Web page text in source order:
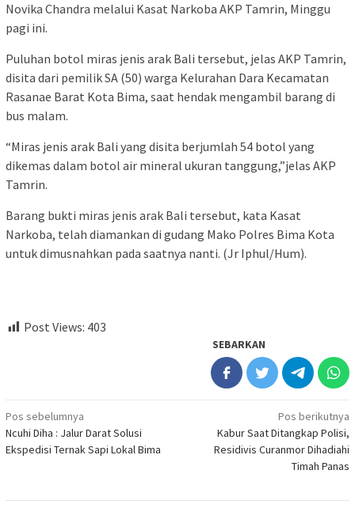
Novika Chandra melalui Kasat Narkoba AKP Tamrin, Minggu
pagi ini.
Puluhan botol miras jenis arak Bali tersebut, jelas AKP Tamrin,
disita dari pemilik SA (50) warga Kelurahan Dara Kecamatan
Rasanae Barat Kota Bima, saat hendak mengambil barang di
bus malam.
“Miras jenis arak Bali yang disita berjumlah 54 botol yang
dikemas dalam botol air mineral ukuran tanggung,”jelas AKP
Tamrin.
Barang bukti miras jenis arak Bali tersebut, kata Kasat
Narkoba, telah diamankan di gudang Mako Polres Bima Kota
untuk dimusnahkan pada saatnya nanti. (Jr Iphul/Hum).
Post Views: 403
SEBARKAN
Navigasi
pos
Pos sebelumnya
Ncuhi Diha : Jalur Darat Solusi
Ekspedisi Ternak Sapi Lokal Bima
Pos berikutnya
Kabur Saat Ditangkap Polisi,
Residivis Curanmor Dihadiahi
Timah Panas